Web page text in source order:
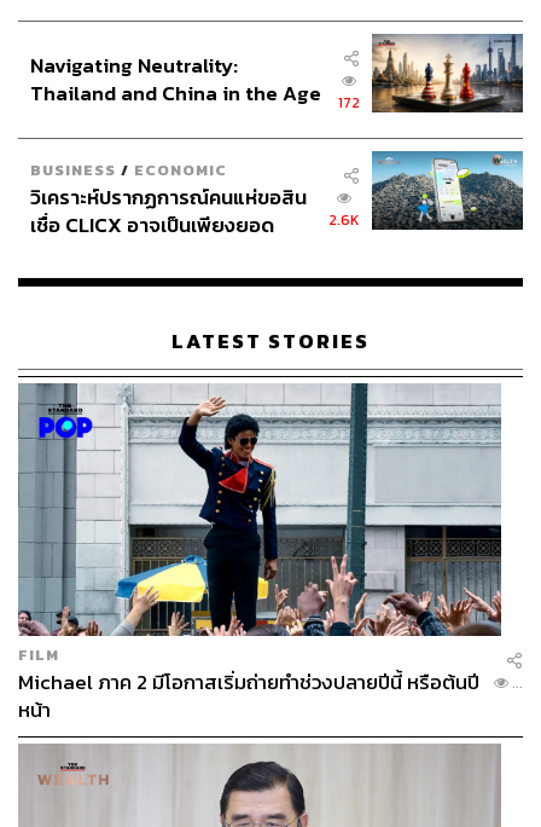
KResearch คาดเงินเฟ้อไทยทั้งปี 3.4% ยังต่ำกว่าช่วง
สงครามรัสเซีย-ยูเครนเหตุบริบทเศรษฐกิจไทยต่างกัน
ด้านศูนย์วิจัยกสิกรไทย (KResearch) คาด ในปี 2569 อัตรา
เงินเฟ้อไทยมีแนวโน้มปรับสูงขึ้นมาอยู่ที่ 3.4% จากเดิมที่คาด
ว่าจะเป็นบวกราว 0.4% จากราคาพลังงานในประเทศที่ยังมี
แนวโน้มปรับเพิ่มขึ้น รวมถึงราคาสินค้าและบริการอื่นๆ ที่
อาจเพิ่มขึ้นตามต้นทุนที่สูงขึ้น
โดย KResearch ยังมองว่าราคาขายปลีกน้ำมันดีเซลเฉลี่ยใน
เดือนเม.ย. มีโอกาสปรับขึ้นเป็น 52.5 บาทต่อลิตร และทั้งปี
2569 ราคาเฉลี่ยอาจสูงกว่า 40 บาทต่อลิตร นอกจากนี้ ราคา
วัตถุดิบสำคัญ เช่น ปุ๋ยและเม็ดพลาสติก ก็มีแนวโน้มปรับตัว
สูง และยังมีความเสี่ยงต่อการเกิดภาวะขาดแคลนสินค้าใน
Navigating Neutrality:
Thailand and China in the Age
172
BUSINESS / ECONOMIC
วิเคราะห์ปรากฏการณ์คนแห่ขอสิน
เชื่อ CLICX อาจเป็นเพียงยอด
เรือนไทยที่ถูกซุกไว้
2.6K
LATEST STORIES
FILM
Michael ภาค 2 มีโอกาสเริ่มถ่ายทำช่วงปลายปีนี้ หรือต้นปี
หน้า
...